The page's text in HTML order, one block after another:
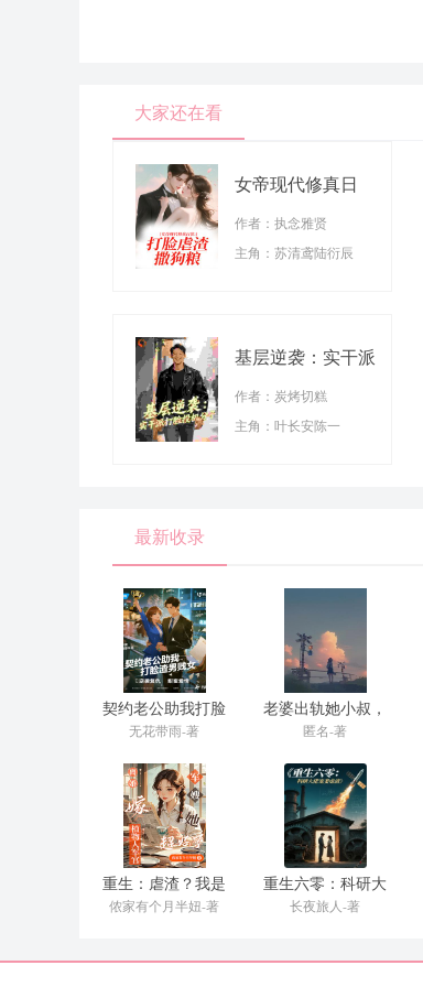
大家还在看
女帝现代修真日
粮
作者：执念雅贤
主角：苏清鸢陆衍辰
基层逆袭：实干派
作者：炭烤切糕
主角：叶长安陈一
最新收录
契约老公助我打脸
渣男贱女
无花带雨-著
老婆出轨她小叔，
我当场打脸
匿名-著
重生：虐渣？我是
专业的
侬家有个月半妞-著
重生六零：科研大
佬宠妻虐渣
长夜旅人-著